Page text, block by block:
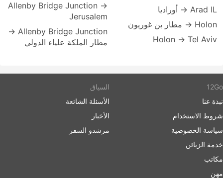
Arad IL → أوراديا
Holon → مطار بن غوريون
Holon → Tel Aviv
Allenby Bridge Junction →
Jerusalem
Allenby Bridge Junction →
مطار الملكة علياء الدولي
12Go
نبذة عنا
شروط الاستخدام
سياسة الخصوصية
خدمة الزبائن
مكاتب
مهن
السياق
الأسئلة الشائعة
الأخبار
مرشدو السفر